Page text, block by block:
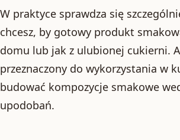
W praktyce sprawdza się
chcesz, by gotowy produkt
domu lub jak z ulubionej cukierni.
przeznaczony do wykorzystania w
budować kompozycje smakowe
upodobań.